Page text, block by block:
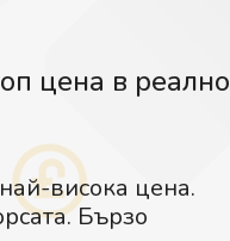
цена в реално
висока цена.
Бързо